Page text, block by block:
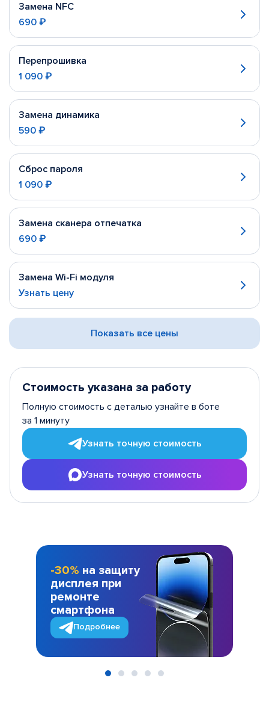
Замена NFC
690 ₽
Перепрошивка
1 090 ₽
Замена динамика
590 ₽
Сброс пароля
1 090 ₽
Замена сканера отпечатка
690 ₽
Замена Wi-Fi модуля
Узнать цену
Показать все цены
Стоимость указана за работу
Полную стоимость с деталью узнайте в боте
за 1 минуту
Узнать точную стоимость
Узнать точную стоимость
-30% на защиту
дисплея при
ремонте
смартфона
Подробнее